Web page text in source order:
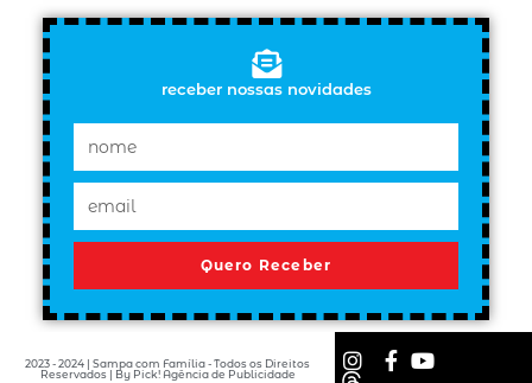
receber nossas novidades
Quero Receber
2023 - 2024 | Sampa com Família - Todos os Direitos
Reservados | By Pick! Agência de Publicidade